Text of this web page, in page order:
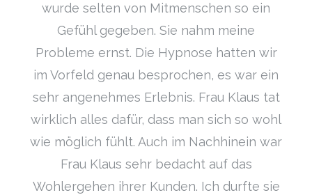
wurde selten von Mitmenschen so ein
Gefühl gegeben. Sie nahm meine
Probleme ernst. Die Hypnose hatten wir
im Vorfeld genau besprochen, es war ein
sehr angenehmes Erlebnis. Frau Klaus tat
wirklich alles dafür, dass man sich so wohl
wie möglich fühlt. Auch im Nachhinein war
Frau Klaus sehr bedacht auf das
Wohlergehen ihrer Kunden. Ich durfte sie